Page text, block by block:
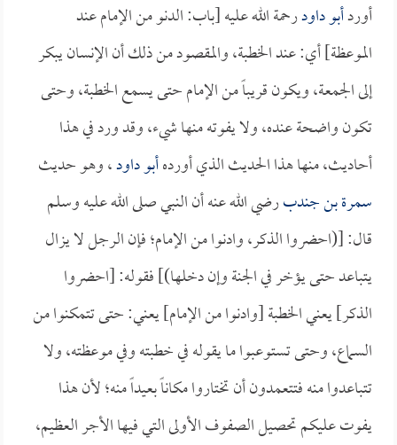
أوردأبو داودرحمة الله عليه [باب: الدنو من الإمام عند
الموعظة] أي: عند الخطبة، والمقصود من ذلك أن الإنسان يبكر
إلى الجمعة، ويكون قريباً من الإمام حتى يسمع الخطبة، وحتى
تكون واضحة عنده، ولا يفوته منها شيء، وقد ورد في هذا
أحاديث، منها هذا الحديث الذي أوردهأبو داود، وهو حديث
سمرة بن جندبرضي الله عنه أن النبي صلى الله عليه وسلم
قال: [(احضروا الذكر، وادنوا من الإمام؛ فإن الرجل لا يزال
يتباعد حتى يؤخر في الجنة وإن دخلها)] فقوله: [احضروا
الذكر] يعني الخطبة [وادنوا من الإمام] يعني: حتى تتمكنوا من
السماع، وحتى تستوعبوا ما يقوله في خطبته وفي موعظته، ولا
تتباعدوا منه فتتعمدون أن تختاروا مكاناً بعيداً منه؛ لأن هذا
يفوت عليكم تحصيل الصفوف الأولى التي فيها الأجر العظيم،